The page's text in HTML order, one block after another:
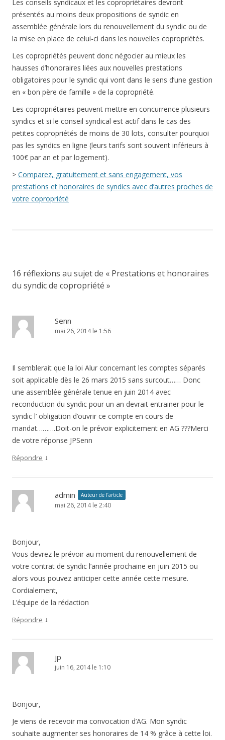
Les conseils syndicaux et les copropriétaires devront
présentés au moins deux propositions de syndic en
assemblée générale lors du renouvellement du syndic ou de
la mise en place de celui-ci dans les nouvelles copropriétés.
Les copropriétés peuvent donc négocier au mieux les
hausses d’honoraires liées aux nouvelles prestations
obligatoires pour le syndic qui vont dans le sens d’une gestion
en « bon père de famille » de la copropriété.
Les copropriétaires peuvent mettre en concurrence plusieurs
syndics et si le conseil syndical est actif dans le cas des
petites copropriétés de moins de 30 lots, consulter pourquoi
pas les syndics en ligne (leurs tarifs sont souvent inférieurs à
100€ par an et par logement).
> Comparez, gratuitement et sans engagement, vos
prestations et honoraires de syndics avec d’autres proches de
votre copropriété
16 réflexions au sujet de « Prestations et honoraires
du syndic de copropriété »
Senn
mai 26, 2014 le 1:56
Il semblerait que la loi Alur concernant les comptes séparés
soit applicable dès le 26 mars 2015 sans surcout…… Donc
une assemblée générale tenue en juin 2014 avec
reconduction du syndic pour un an devrait entrainer pour le
syndic l’ obligation d’ouvrir ce compte en cours de
mandat……….Doit-on le prévoir explicitement en AG ???Merci
de votre réponse JPSenn
Répondre ↓
admin Auteur de l’article
mai 26, 2014 le 2:40
Bonjour,
Vous devrez le prévoir au moment du renouvellement de
votre contrat de syndic l’année prochaine en juin 2015 ou
alors vous pouvez anticiper cette année cette mesure.
Cordialement,
L’équipe de la rédaction
Répondre ↓
jp
juin 16, 2014 le 1:10
Bonjour,
Je viens de recevoir ma convocation d’AG. Mon syndic
souhaite augmenter ses honoraires de 14 % grâce à cette loi.